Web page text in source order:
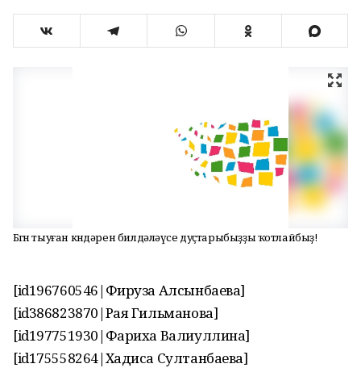
Бөгөн тыуған көндәрен билдәләүсе дуҫтарыбыҙҙы ҡотлайбыҙ!
[id196760546|Фируза Алсынбаева]
[id386823870|Рая Гильманова]
[id197751930|Фариха Валиуллина]
[id175558264|Хадиса Султанбаева]